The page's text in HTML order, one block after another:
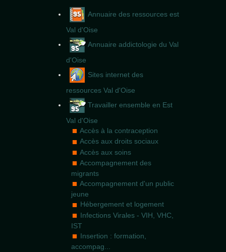
Annuaire des ressources est
Val d'Oise
Annuaire addictologie du Val
d'Oise
Sites internet des
ressources Val d'Oise
Travailler ensemble en Est
Val d'Oise
Accès à la contraception
Accès aux droits sociaux
Accès aux soins
Accompagnement des
migrants
Accompagnement d'un public
jeune
Hébergement et logement
Infections Virales - VIH, VHC,
IST
Insertion : formation,
accompag...